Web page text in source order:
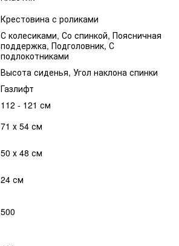
Крестовина с роликами
С колесиками, Со спинкой, Поясничная
поддержка, Подголовник, С
подлокотниками
Высота сиденья, Угол наклона спинки
Газлифт
112 - 121 см
71 х 54 см
50 х 48 см
24 см
500